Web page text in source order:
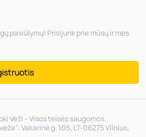
pasiūlymų! Prisijunk prie mūsų ir mes
Veži – Visos teisės saugomos.
Vakarinė g. 105, LT-06275 Vilnius,